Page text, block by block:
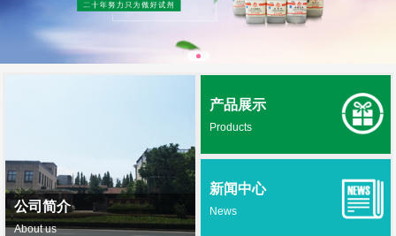
公司简介
About us
产品展示
Products
新闻中心
News